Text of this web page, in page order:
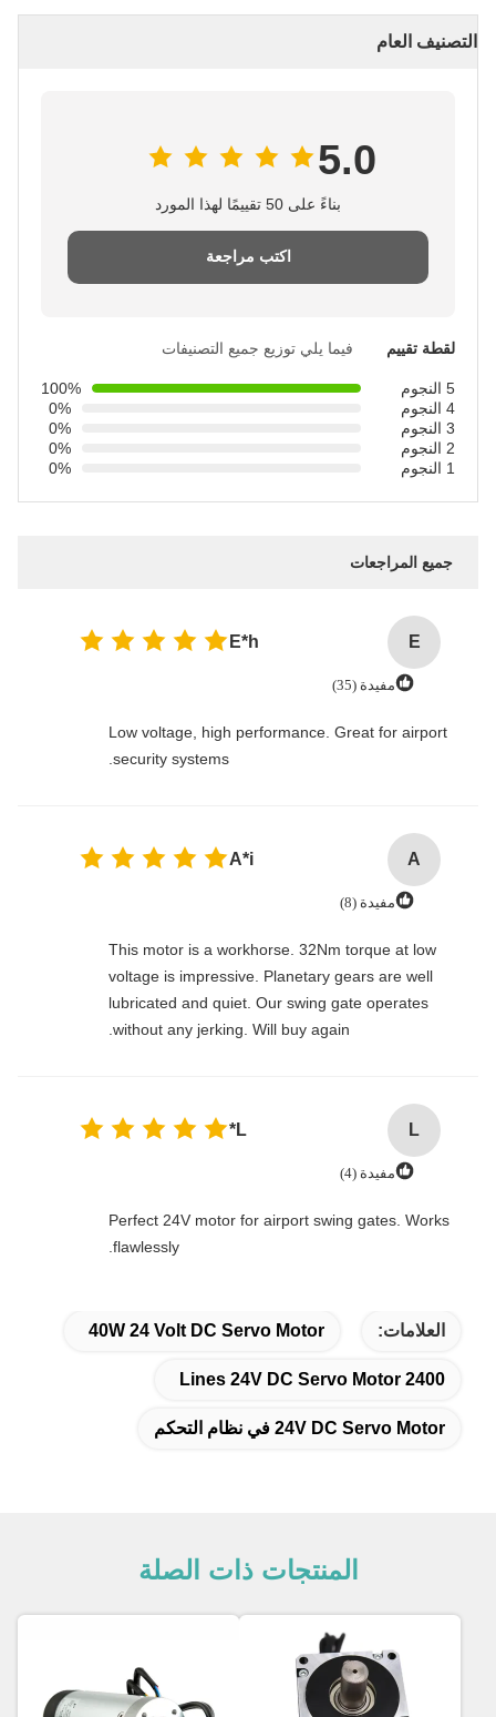
التصنيف العام
5.0
بناءً على 50 تقييمًا لهذا المورد
اكتب مراجعة
لقطة تقييم فيما يلي توزيع جميع التصنيفات
5 النجوم
100%
4 النجوم
0%
3 النجوم
0%
2 النجوم
0%
1 النجوم
0%
جميع المراجعات
E
E*h
مفيدة (35)
Low voltage, high performance. Great for airport
security systems.
A
A*i
مفيدة (8)
This motor is a workhorse. 32Nm torque at low
voltage is impressive. Planetary gears are well
lubricated and quiet. Our swing gate operates
without any jerking. Will buy again.
L
L*
مفيدة (4)
Perfect 24V motor for airport swing gates. Works
flawlessly.
العلامات: 40W 24 Volt DC Servo Motor
2400 Lines 24V DC Servo Motor
24V DC Servo Motor في نظام التحكم
المنتجات ذات الصلة